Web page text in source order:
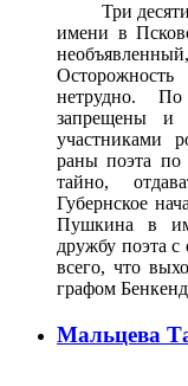
Три
имени в
нетрудно.
запрещены и
участниками
раны поэта по
тайно,
Губернское
Пушкина в
дружбу поэта
всего, что
графом
Мальцева